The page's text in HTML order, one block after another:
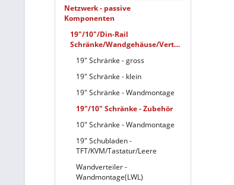
Netzwerk - passive
Komponenten
19"/10"/Din-Rail
Schränke/Wandgehäuse/Verteiler
19" Schränke - gross
19" Schränke - klein
19" Schränke - Wandmontage
19"/10" Schränke - Zubehör
10" Schränke - Wandmontage
19" Schubladen -
TFT/KVM/Tastatur/Leere
Wandverteiler -
Wandmontage(LWL)